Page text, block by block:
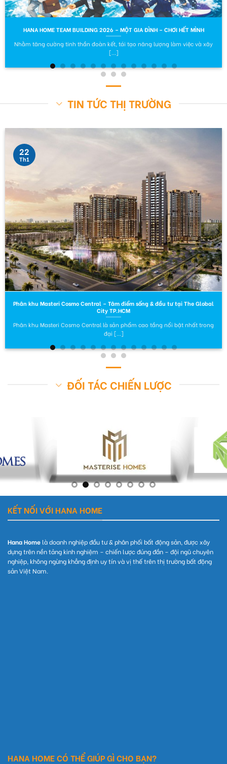
HANA HOME TEAM BUILDING 2026 – MỘT GIA ĐÌNH – CHƠI HẾT MÌNH
Nhằm tăng cường tinh thần đoàn kết, tái tạo năng lượng làm việc và xây
[...]
TIN TỨC THỊ TRƯỜNG
Phân khu Masteri Cosmo Central – Tâm điểm sống & đầu tư tại The Global
City TP.HCM
Phân khu Masteri Cosmo Central là sản phẩm cao tầng nổi bật nhất trong
đại [...]
22
Th1
ĐỐI TÁC CHIẾN LƯỢC
KẾT NỐI VỚI HANA HOME
Hana Home là doanh nghiệp đầu tư & phân phối bất động sản, được xây
dựng trên nền tảng kinh nghiệm – chiến lược đúng đắn – đội ngũ chuyên
nghiệp, không ngừng khẳng định uy tín và vị thế trên thị trường bất động
sản Việt Nam.
HANA HOME CÓ THỂ GIÚP GÌ CHO BẠN?